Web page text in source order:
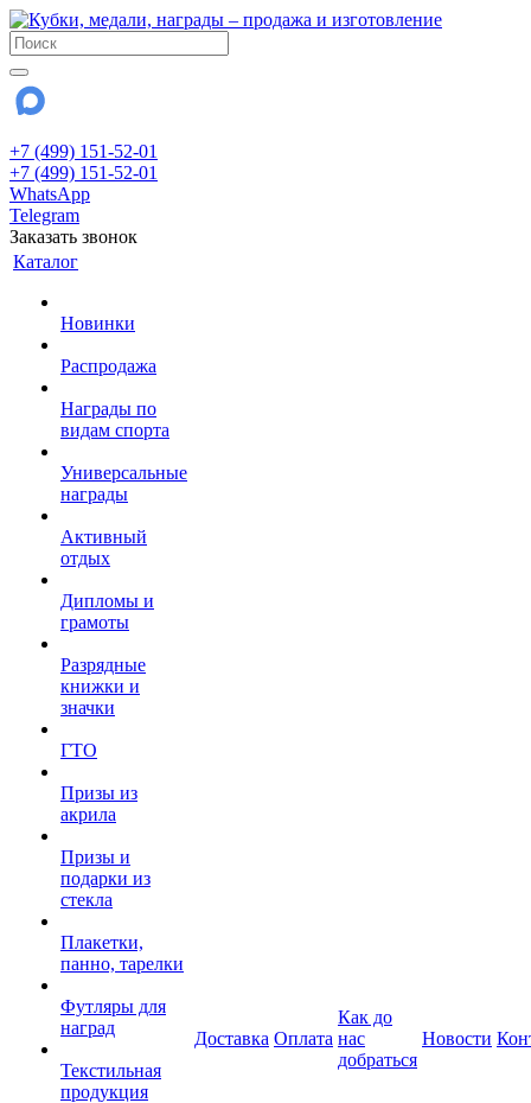
+7 (499) 151-52-01
+7 (499) 151-52-01
WhatsApp
Telegram
Заказать звонок
Каталог
Новинки
Распродажа
Награды по
видам спорта
Универсальные
награды
Активный
отдых
Дипломы и
грамоты
Разрядные
книжки и
значки
ГТО
Призы из
акрила
Призы и
подарки из
стекла
Плакетки,
панно, тарелки
Футляры для
наград
Текстильная
продукция
Доставка Оплата
Как до
нас
добраться
Новости